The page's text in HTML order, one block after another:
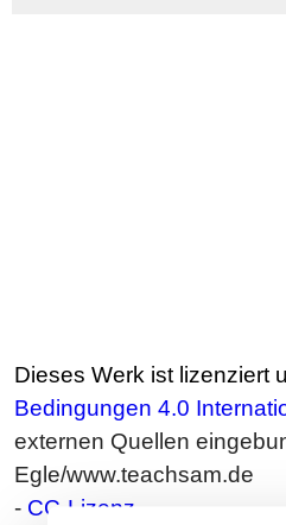
Dieses Werk ist lizenziert
Bedingungen 4.0
externen Quellen
Egle/www.teachsam.de
- CC-Lizenz